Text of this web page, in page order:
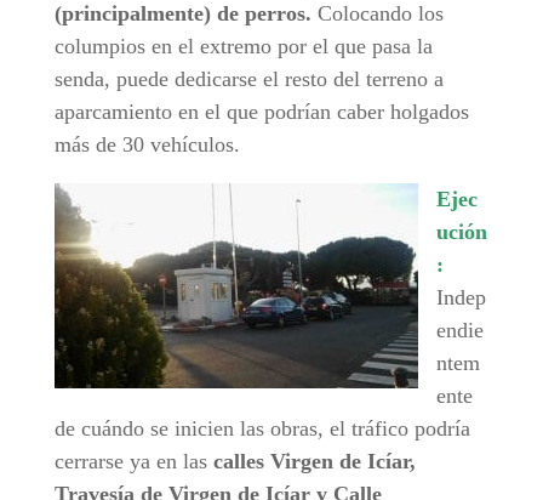
(principalmente) de perros. Colocando los
columpios en el extremo por el que pasa la
senda, puede dedicarse el resto del terreno a
aparcamiento en el que podrían caber holgados
más de 30 vehículos.
Ejec
ución
:
Indep
endie
ntem
ente
de cuándo se inicien las obras, el tráfico podría
cerrarse ya en las calles Virgen de Icíar,
Travesía de Virgen de Icíar y Calle